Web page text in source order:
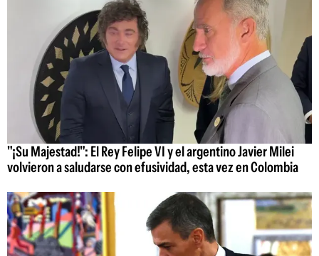
"¡Su Majestad!": El Rey Felipe VI y el argentino Javier Milei
volvieron a saludarse con efusividad, esta vez en Colombia